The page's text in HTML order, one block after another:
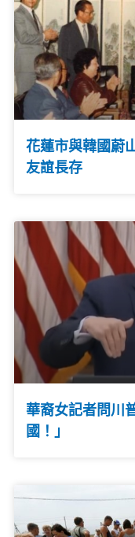
花蓮市與韓國蔚
友誼長存
華裔女記者問川
國！」